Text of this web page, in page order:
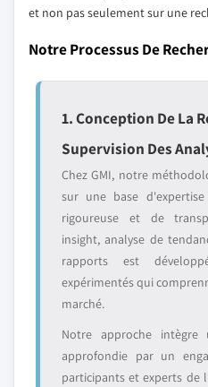
et non pas seulement sur une
Notre Processus De
1. Conception De La
Supervision Des
Chez GMI, notre
sur une base
rigoureuse et de
insight, analyse de
rapports est
expérimentés qui
marché.
Notre approche intègre
approfondie par un
participants et experts de